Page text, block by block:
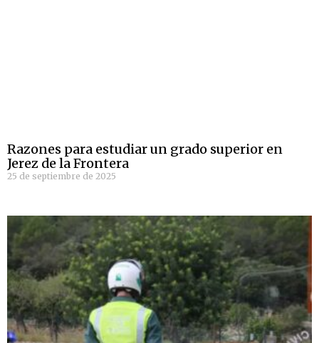
Razones para estudiar un grado superior en
Jerez de la Frontera
25 de septiembre de 2025